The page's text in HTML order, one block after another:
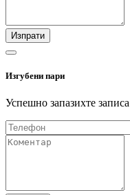
Изпрати
Изгубени пари
Успешно запазихте записа